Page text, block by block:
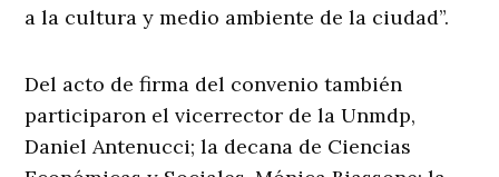
a la cultura y medio ambiente de la ciudad”.
Del acto de firma del convenio también
participaron el vicerrector de la Unmdp,
Daniel Antenucci; la decana de Ciencias